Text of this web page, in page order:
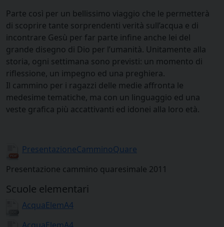
Parte così per un bellissimo viaggio che le permetterà
di scoprire tante sorprendenti verità sull’acqua e di
incontrare Gesù per far parte infine anche lei del
grande disegno di Dio per l’umanità. Unitamente alla
storia, ogni settimana sono previsti: un momento di
riflessione, un impegno ed una preghiera.
Il cammino per i ragazzi delle medie affronta le
medesime tematiche, ma con un linguaggio ed una
veste grafica più accattivanti ed idonei alla loro età.
PresentazioneCamminoQuare
Presentazione cammino quaresimale 2011
Scuole elementari
AcquaElemA4